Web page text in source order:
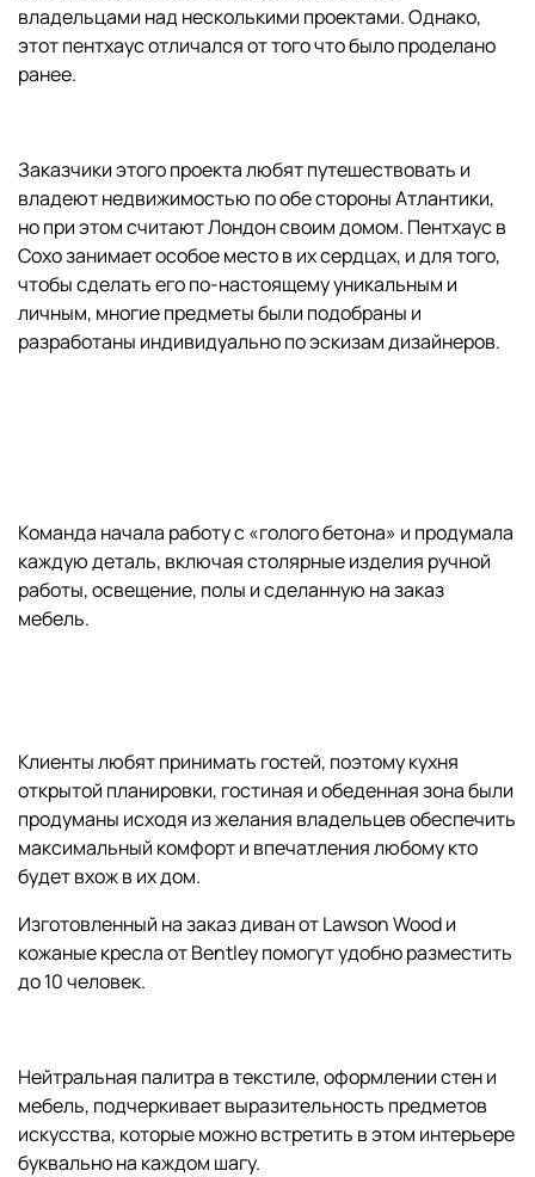
владельцами над несколькими проектами. Однако,
этот пентхаус отличался от того что было проделано
ранее.
Заказчики этого проекта любят путешествовать и
владеют недвижимостью по обе стороны Атлантики,
но при этом считают Лондон своим домом. Пентхаус в
Сохо занимает особое место в их сердцах, и для того,
чтобы сделать его по-настоящему уникальным и
личным, многие предметы были подобраны и
разработаны индивидуально по эскизам дизайнеров.
Команда начала работу с «голого бетона» и продумала
каждую деталь, включая столярные изделия ручной
работы, освещение, полы и сделанную на заказ
мебель.
Клиенты любят принимать гостей, поэтому кухня
открытой планировки, гостиная и обеденная зона были
продуманы исходя из желания владельцев обеспечить
максимальный комфорт и впечатления любому кто
будет вхож в их дом.
Изготовленный на заказ диван от Lawson Wood и
кожаные кресла от Bentley помогут удобно разместить
до 10 человек.
Нейтральная палитра в текстиле, оформлении стен и
мебель, подчеркивает выразительность предметов
искусства, которые можно встретить в этом интерьере
буквально на каждом шагу.